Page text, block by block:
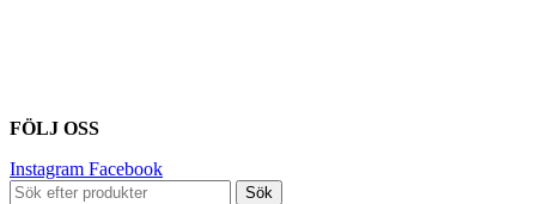
FÖLJ OSS
Instagram Facebook
Sök